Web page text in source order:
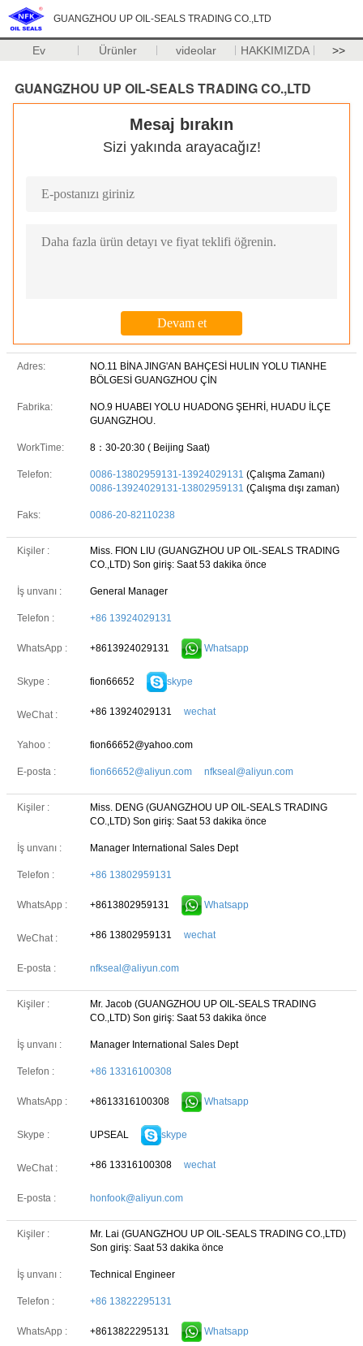
GUANGZHOU UP OIL-SEALS TRADING CO.,LTD
Ev Ürünler videolar HAKKIMIZDA >>
GUANGZHOU UP OIL-SEALS TRADING CO.,LTD
Mesaj bırakın
Sizi yakında arayacağız!
Adres:
NO.11 BİNA JING'AN BAHÇESİ HULIN YOLU TIANHE
BÖLGESİ GUANGZHOU ÇİN
Fabrika:
NO.9 HUABEI YOLU HUADONG ŞEHRİ, HUADU İLÇE
GUANGZHOU.
WorkTime: 8：30-20:30 ( Beijing Saat)
Telefon: 0086-13802959131-13924029131 (Çalışma Zamanı)
0086-13924029131-13802959131 (Çalışma dışı zaman)
Faks: 0086-20-82110238
Kişiler :
Miss. FION LIU (GUANGZHOU UP OIL-SEALS TRADING
CO.,LTD) Son giriş: Saat 53 dakika önce
İş unvanı : General Manager
Telefon : +86 13924029131
WhatsApp : +8613924029131 Whatsapp
Skype : fion66652 skype
WeChat : +86 13924029131 wechat
Yahoo : fion66652@yahoo.com
E-posta : fion66652@aliyun.com nfkseal@aliyun.com
Kişiler :
Miss. DENG (GUANGZHOU UP OIL-SEALS TRADING
CO.,LTD) Son giriş: Saat 53 dakika önce
İş unvanı : Manager International Sales Dept
Telefon : +86 13802959131
WhatsApp : +8613802959131 Whatsapp
WeChat : +86 13802959131 wechat
E-posta : nfkseal@aliyun.com
Kişiler :
Mr. Jacob (GUANGZHOU UP OIL-SEALS TRADING
CO.,LTD) Son giriş: Saat 53 dakika önce
İş unvanı : Manager International Sales Dept
Telefon : +86 13316100308
WhatsApp : +8613316100308 Whatsapp
Skype : UPSEAL skype
WeChat : +86 13316100308 wechat
E-posta : honfook@aliyun.com
Kişiler :
Mr. Lai (GUANGZHOU UP OIL-SEALS TRADING CO.,LTD)
Son giriş: Saat 53 dakika önce
İş unvanı : Technical Engineer
Telefon : +86 13822295131
WhatsApp : +8613822295131 Whatsapp